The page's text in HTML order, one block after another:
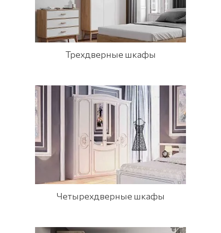
Трехдверные шкафы
Четырехдверные шкафы